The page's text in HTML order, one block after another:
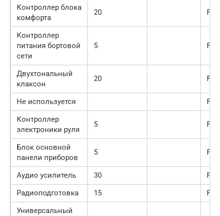
Контроллер блока
комфорта
20 F3
Контроллер
питания бортовой
сети
5 F4
Двухтональный
клаксон
20 F5
Не используется
F6-
Контроллер
электроники руля
5 F16
Блок основной
панели приборов
5 F17
Аудио усилитель 30
F18
Радиоподготовка
15
F19
Универсальный